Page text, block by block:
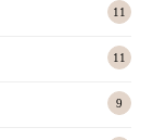
11
11
9